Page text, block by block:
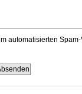
automatisierten